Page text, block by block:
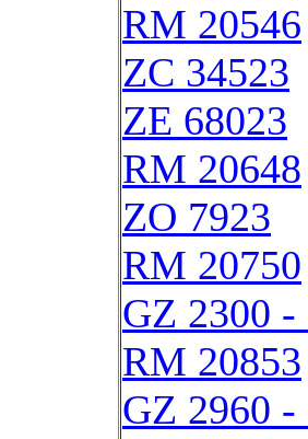
RM 20546
ZC 34523
ZE 68023
RM 20648
ZO 7923
RM 20750
GZ 2300 -
RM 20853
GZ 2960 -